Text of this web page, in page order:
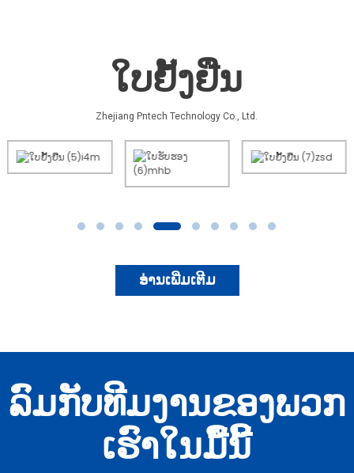
ໃບຢັ້ງຢືນ
Zhejiang Pntech Technology Co., Ltd.
ອ່ານເພີ່ມເຕີມ
ລົມກັບທີມງານຂອງພວກ
ເຮົາໃນມື້ນີ້